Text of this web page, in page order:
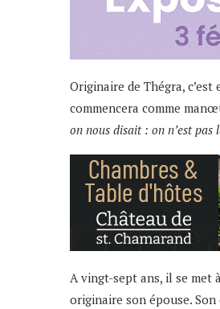
Originaire de Thégra,
commencera comme
on nous disait : on n’est
A vingt-sept ans, il se met
originaire son épouse.